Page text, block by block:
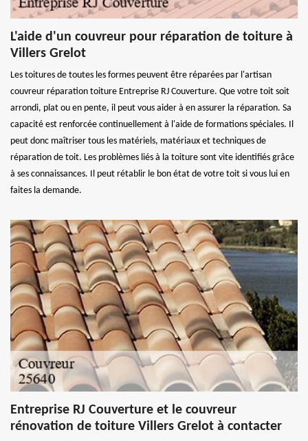
L'aide d'un couvreur pour réparation de toiture à
Villers Grelot
Les toitures de toutes les formes peuvent être réparées par l'artisan
couvreur réparation toiture Entreprise RJ Couverture. Que votre toit soit
arrondi, plat ou en pente, il peut vous aider à en assurer la réparation. Sa
capacité est renforcée continuellement à l'aide de formations spéciales. Il
peut donc maîtriser tous les matériels, matériaux et techniques de
réparation de toit. Les problèmes liés à la toiture sont vite identifiés grâce
à ses connaissances. Il peut rétablir le bon état de votre toit si vous lui en
faites la demande.
Entreprise RJ Couverture et le couvreur
rénovation de toiture Villers Grelot à contacter